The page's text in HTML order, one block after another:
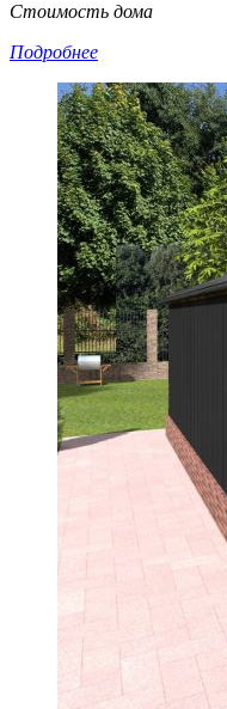
Стоимость дома
Подробнее